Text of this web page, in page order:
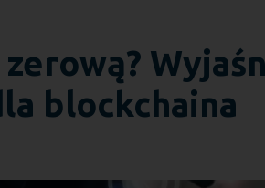
blockchaina